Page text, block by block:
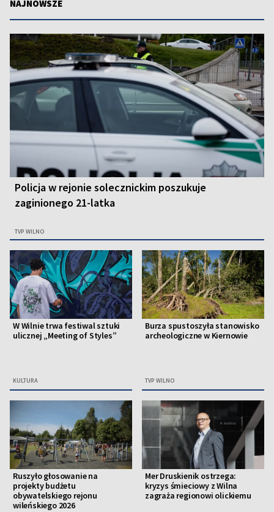
NAJNOWSZE
Policja w rejonie solecznickim poszukuje
zaginionego 21-latka
TVP WILNO
W Wilnie trwa festiwal sztuki
ulicznej „Meeting of Styles”
KULTURA
Burza spustoszyła stanowisko
archeologiczne w Kiernowie
TVP WILNO
Ruszyło głosowanie na
projekty budżetu
obywatelskiego rejonu
wileńskiego 2026
Mer Druskienik ostrzega:
kryzys śmieciowy z Wilna
zagraża regionowi olickiemu